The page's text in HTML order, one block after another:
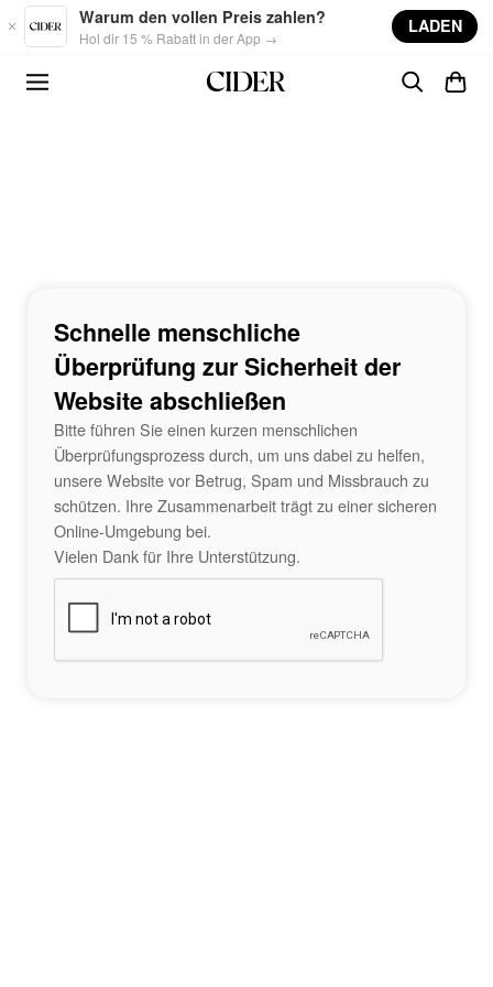
Skip to main content
Warum den vollen Preis zahlen?
Hol dir 15 % Rabatt in der App →
LADEN
Schnelle menschliche
Überprüfung zur Sicherheit der
Website abschließen
Bitte führen Sie einen kurzen menschlichen
Überprüfungsprozess durch, um uns dabei zu helfen,
unsere Website vor Betrug, Spam und Missbrauch zu
schützen. Ihre Zusammenarbeit trägt zu einer sicheren
Online-Umgebung bei.
Vielen Dank für Ihre Unterstützung.